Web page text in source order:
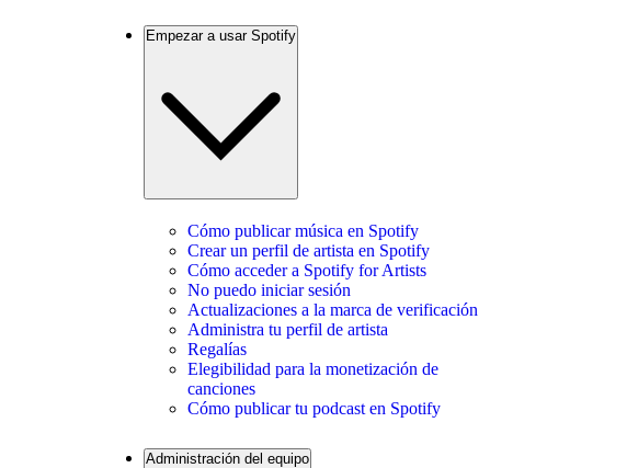
Empezar a usar Spotify
Cómo publicar música en Spotify
Crear un perfil de artista en Spotify
Cómo acceder a Spotify for Artists
No puedo iniciar sesión
Actualizaciones a la marca de verificación
Administra tu perfil de artista
Regalías
Elegibilidad para la monetización de
canciones
Cómo publicar tu podcast en Spotify
Administración del equipo